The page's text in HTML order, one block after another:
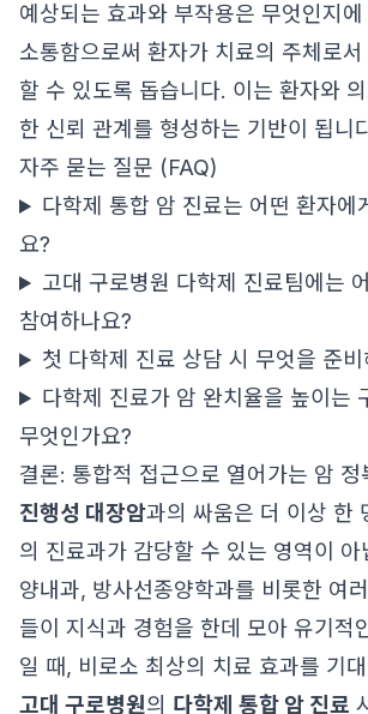
예상되는 효과와 부작용은 무엇인지에
소통함으로써 환자가 치료의 주체로
할 수 있도록 돕습니다. 이는 환자와
한 신뢰 관계를 형성하는 기반이 됩니
자주 묻는 질문 (FAQ)
다학제 통합 암 진료는 어떤 환자에
요?
고대 구로병원 다학제 진료팀에는
참여하나요?
첫 다학제 진료 상담 시 무엇을 준
다학제 진료가 암 완치율을 높이는
무엇인가요?
결론: 통합적 접근으로 열어가는 암 정
진행성 대장암과의 싸움은 더 이상 한
의 진료과가 감당할 수 있는 영역이
양내과, 방사선종양학과를 비롯한 여
들이 지식과 경험을 한데 모아 유기적
일 때, 비로소 최상의 치료 효과를 기
고대 구로병원의 다학제 통합 암 진료